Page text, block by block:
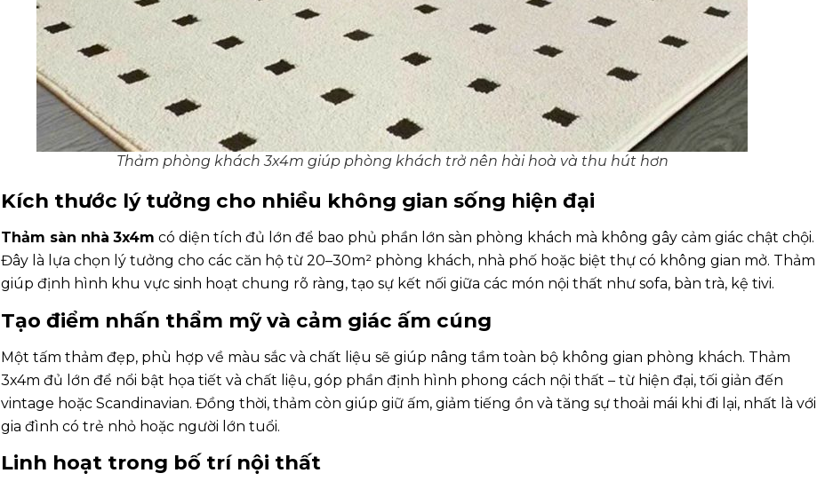
Thảm phòng khách 3x4m giúp phòng khách trở nên hài hoà và thu hút hơn
Kích thước lý tưởng cho nhiều không gian sống hiện đại
Thảm sàn nhà 3x4m có diện tích đủ lớn để bao phủ phần lớn sàn phòng khách mà không gây cảm giác chật chội.
Đây là lựa chọn lý tưởng cho các căn hộ từ 20–30m² phòng khách, nhà phố hoặc biệt thự có không gian mở. Thảm
giúp định hình khu vực sinh hoạt chung rõ ràng, tạo sự kết nối giữa các món nội thất như sofa, bàn trà, kệ tivi.
Tạo điểm nhấn thẩm mỹ và cảm giác ấm cúng
Một tấm thảm đẹp, phù hợp về màu sắc và chất liệu sẽ giúp nâng tầm toàn bộ không gian phòng khách. Thảm
3x4m đủ lớn để nổi bật họa tiết và chất liệu, góp phần định hình phong cách nội thất – từ hiện đại, tối giản đến
vintage hoặc Scandinavian. Đồng thời, thảm còn giúp giữ ấm, giảm tiếng ồn và tăng sự thoải mái khi đi lại, nhất là với
gia đình có trẻ nhỏ hoặc người lớn tuổi.
Linh hoạt trong bố trí nội thất